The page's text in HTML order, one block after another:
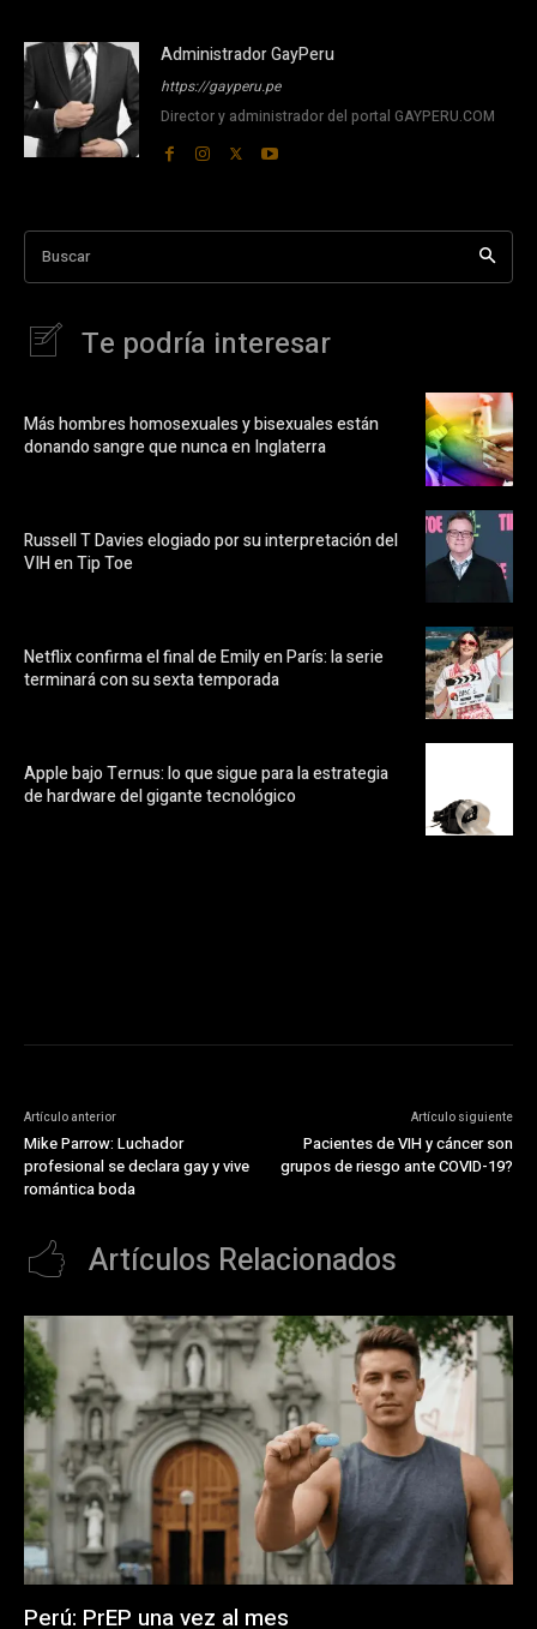
Administrador GayPeru
https://gayperu.pe
Director y administrador del portal GAYPERU.COM
Buscar
Te podría interesar
Más hombres homosexuales y bisexuales están
donando sangre que nunca en Inglaterra
Russell T Davies elogiado por su interpretación del
VIH en Tip Toe
Netflix confirma el final de Emily en París: la serie
terminará con su sexta temporada
Apple bajo Ternus: lo que sigue para la estrategia
de hardware del gigante tecnológico
Artículo anterior
Mike Parrow: Luchador
profesional se declara gay y vive
romántica boda
Artículo siguiente
Pacientes de VIH y cáncer son
grupos de riesgo ante COVID-19?
Artículos Relacionados
Perú: PrEP una vez al mes